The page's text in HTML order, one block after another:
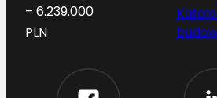
– 6.239.000
PLN